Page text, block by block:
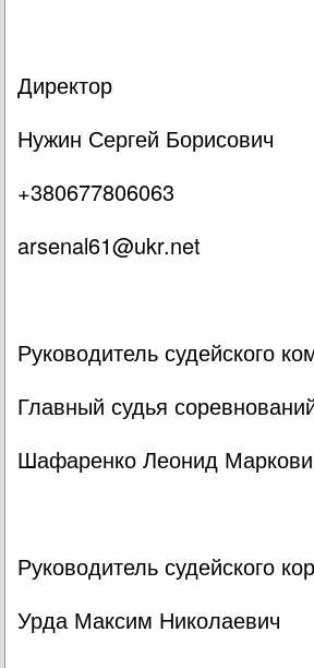
Директор
Нужин Сергей Борисович
+380677806063
arsenal61@ukr.net
Руководитель судейского
Главный судья
Шафаренко Леонид
Руководитель судейского
Урда Максим Николаевич